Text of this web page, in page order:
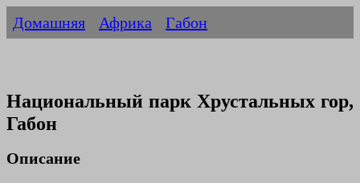
Домашняя Африка Габон
Национальный парк Хрустальных гор,
Габон
Описание